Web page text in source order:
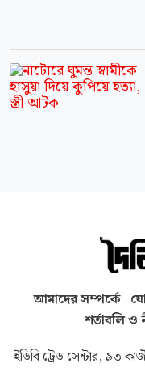
আমাদের সম্পর্কে
শর্তাবলি ও
ইডিবি ট্রেড সেন্টার, ৯৩